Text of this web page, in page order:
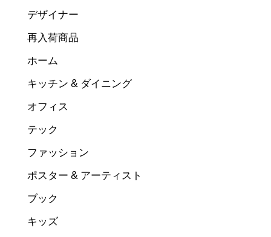
デザイナー
再入荷商品
ホーム
キッチン & ダイニング
オフィス
テック
ファッション
ポスター & アーティスト
ブック
キッズ